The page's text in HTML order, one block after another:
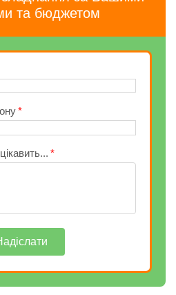
та бюджетом